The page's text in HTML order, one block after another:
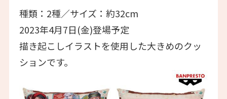
種類：2種／サイズ：約32cm
2023年4月7日(金)登場予定
描き起こしイラストを使用した大きめのクッ
ションです。